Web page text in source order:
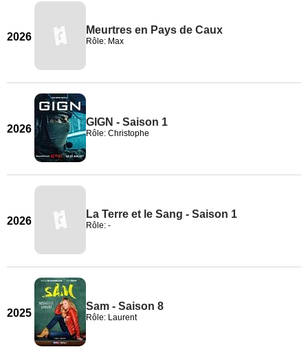
2026
Meurtres en Pays de Caux
Rôle: Max
2026
GIGN - Saison 1
Rôle: Christophe
2026
La Terre et le Sang - Saison 1
Rôle: -
2025
Sam - Saison 8
Rôle: Laurent